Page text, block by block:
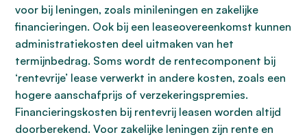
voor bij leningen, zoals minileningen en zakelijke
financieringen. Ook bij een leaseovereenkomst kunnen
administratiekosten deel uitmaken van het
termijnbedrag. Soms wordt de rentecomponent bij
‘rentevrije’ lease verwerkt in andere kosten, zoals een
hogere aanschafprijs of verzekeringspremies.
Financieringskosten bij rentevrij leasen worden altijd
doorberekend. Voor zakelijke leningen zijn rente en